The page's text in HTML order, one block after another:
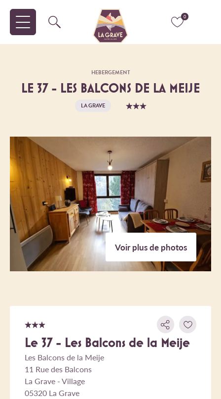
0
HEBERGEMENT
LE 37 - LES BALCONS DE LA MEIJE
LA GRAVE
Voir plus de photos
Le 37 - Les Balcons de la Meije
Les Balcons de la Meije
11 Rue des Balcons
La Grave - Village
05320 La Grave